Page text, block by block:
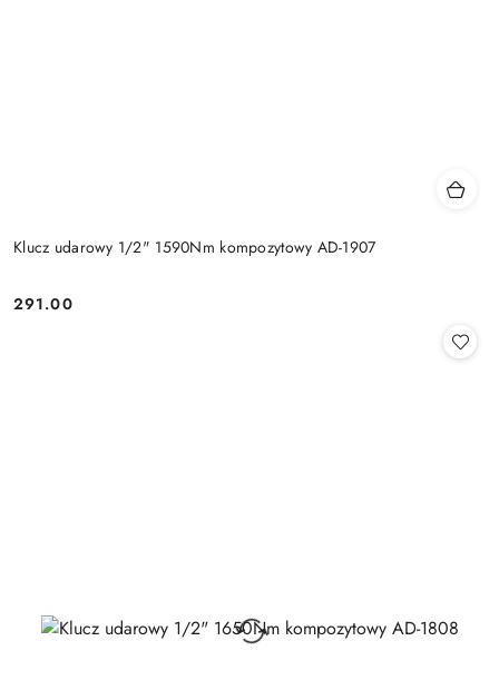
Klucz udarowy 1/2" 1590Nm kompozytowy AD-1907
Cena:
291.00